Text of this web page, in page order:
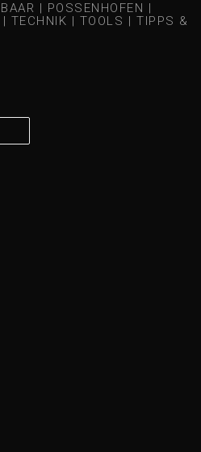
| POSSENHOFEN |
| TECHNIK | TOOLS | TIPPS &